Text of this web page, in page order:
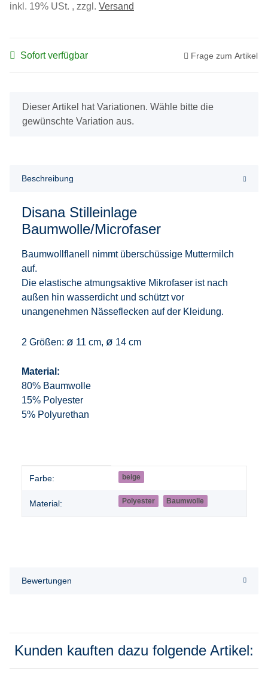
inkl. 19% USt. , zzgl. Versand
Sofort verfügbar Frage zum Artikel
xDieser Artikel hat Variationen. Wähle bitte die
gewünschte Variation aus.
Beschreibung
Disana Stilleinlage
Baumwolle/Microfaser
Baumwollflanell nimmt überschüssige Muttermilch
auf.
Die elastische atmungsaktive Mikrofaser ist nach
außen hin wasserdicht und schützt vor
unangenehmen Nässeflecken auf der Kleidung.
2 Größen: ø 11 cm, ø 14 cm
Material:
80% Baumwolle
15% Polyester
5% Polyurethan
Produkteigenschaft
Wert
Farbe: beige
Material: Polyester Baumwolle
Bewertungen
Kunden kauften dazu folgende Artikel: